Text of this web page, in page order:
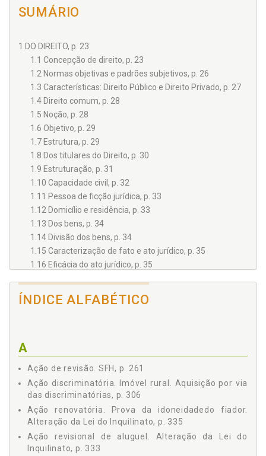
graduando em Direito Corporativo (LL.M.) pelo Ibmec.
SUMÁRIO
1 DO DIREITO, p. 23
1.1 Concepção de direito, p. 23
1.2 Normas objetivas e padrões subjetivos, p. 26
1.3 Características: Direito Público e Direito Privado, p. 27
1.4 Direito comum, p. 28
1.5 Noção, p. 28
1.6 Objetivo, p. 29
1.7 Estrutura, p. 29
1.8 Dos titulares do Direito, p. 30
1.9 Estruturação, p. 31
1.10 Capacidade civil, p. 32
1.11 Pessoa de ficção jurídica, p. 33
1.12 Domicílio e residência, p. 33
1.13 Dos bens, p. 34
1.14 Divisão dos bens, p. 34
1.15 Caracterização de fato e ato jurídico, p. 35
1.16 Eficácia do ato jurídico, p. 35
1.18 Perguntas para aprofundamento do estudo, p. 36
2 DO DIREITO DAS OBRIGAÇÕES, p. 39
2.5 Perguntas para aprofundamento do estudo, p. 41
3 DOS CONTRATOS, p. 43
3.1 Noções, p. 43
3.2 Classificação, p. 48
3.3 Da proposta e da aceitação, p. 52
3.4 A oferta e o direito de retratação, p. 53
ÍNDICE ALFABÉTICO
A
Ação de revisão. SFH, p. 261
Ação discriminatória. Imóvel rural. Aquisição por via
das discriminatórias, p. 306
Ação renovatória. Prova da idoneidadedo fiador.
Alteração da Lei do Inquilinato, p. 335
Ação revisional de aluguel. Alteração da Lei do
Inquilinato, p. 333